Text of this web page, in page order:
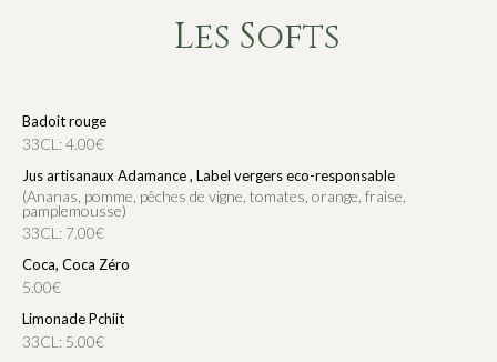
Les Softs
Badoit rouge
33CL: 4.00€
Jus artisanaux Adamance , Label vergers eco-responsable
(Ananas, pomme, pêches de vigne, tomates, orange, fraise,
pamplemousse)
33CL: 7.00€
Coca, Coca Zéro
5.00€
Limonade Pchiit
33CL: 5.00€